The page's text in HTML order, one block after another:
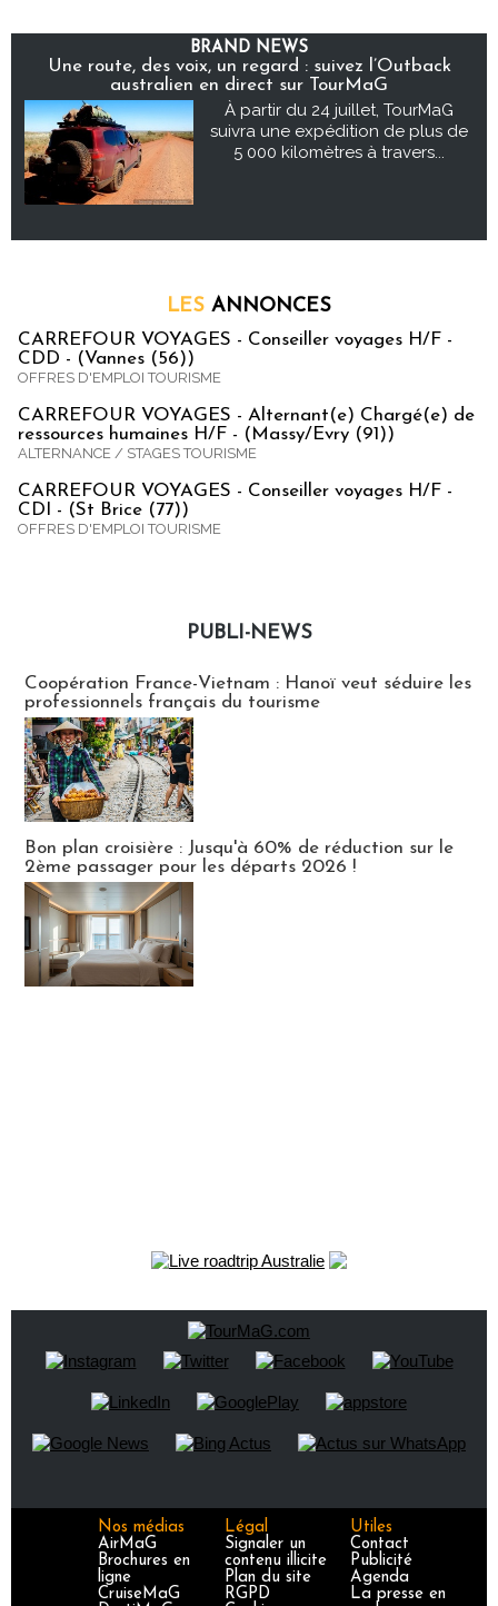
BRAND NEWS
Une route, des voix, un regard : suivez l’Outback
australien en direct sur TourMaG
À partir du 24 juillet, TourMaG
suivra une expédition de plus de
5 000 kilomètres à travers...
LES ANNONCES
CARREFOUR VOYAGES - Conseiller voyages H/F -
CDD - (Vannes (56))
OFFRES D'EMPLOI TOURISME
CARREFOUR VOYAGES - Alternant(e) Chargé(e) de
ressources humaines H/F - (Massy/Evry (91))
ALTERNANCE / STAGES TOURISME
CARREFOUR VOYAGES - Conseiller voyages H/F -
CDI - (St Brice (77))
OFFRES D'EMPLOI TOURISME
PUBLI-NEWS
Coopération France-Vietnam : Hanoï veut séduire les
professionnels français du tourisme
Bon plan croisière : Jusqu'à 60% de réduction sur le
2ème passager pour les départs 2026 !
Nos médias
AirMaG
Brochures en
ligne
CruiseMaG
Légal
Signaler un
contenu illicite
Plan du site
RGPD
Utiles
Contact
Publicité
Agenda
La presse en